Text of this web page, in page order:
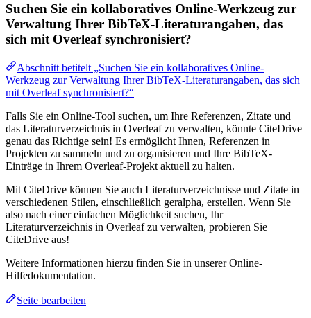
Suchen Sie ein kollaboratives Online-Werkzeug zur
Verwaltung Ihrer BibTeX-Literaturangaben, das
sich mit Overleaf synchronisiert?
Abschnitt betitelt „Suchen Sie ein kollaboratives Online-
Werkzeug zur Verwaltung Ihrer BibTeX-Literaturangaben, das sich
mit Overleaf synchronisiert?“
Falls Sie ein Online-Tool suchen, um Ihre Referenzen, Zitate und
das Literaturverzeichnis in Overleaf zu verwalten, könnte CiteDrive
genau das Richtige sein! Es ermöglicht Ihnen, Referenzen in
Projekten zu sammeln und zu organisieren und Ihre BibTeX-
Einträge in Ihrem Overleaf-Projekt aktuell zu halten.
Mit CiteDrive können Sie auch Literaturverzeichnisse und Zitate in
verschiedenen Stilen, einschließlich geralpha, erstellen. Wenn Sie
also nach einer einfachen Möglichkeit suchen, Ihr
Literaturverzeichnis in Overleaf zu verwalten, probieren Sie
CiteDrive aus!
Weitere Informationen hierzu finden Sie in unserer Online-
Hilfedokumentation.
Seite bearbeiten